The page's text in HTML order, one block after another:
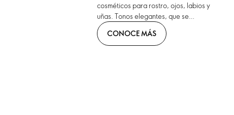
cosméticos para rostro, ojos, labios y
uñas. Tonos elegantes, que se
combinan con formatos innovadores.
¡Llévalos contigo!
CONOCE MÁS